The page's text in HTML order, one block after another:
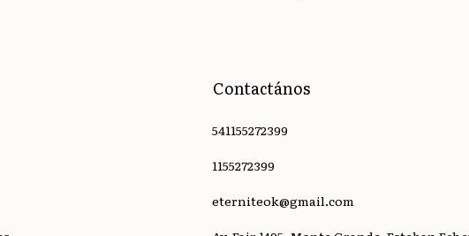
Contactános
541155272399
1155272399
eterniteok@gmail.com